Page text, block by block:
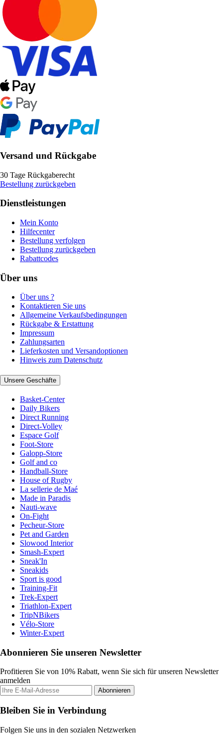
Versand und Rückgabe
30 Tage Rückgaberecht
Bestellung zurückgeben
Dienstleistungen
Mein Konto
Hilfecenter
Bestellung verfolgen
Bestellung zurückgeben
Rabattcodes
Über uns
Über uns ?
Kontaktieren Sie uns
Allgemeine Verkaufsbedingungen
Rückgabe & Erstattung
Impressum
Zahlungsarten
Lieferkosten und Versandoptionen
Hinweis zum Datenschutz
Unsere Geschäfte
Basket-Center
Daily Bikers
Direct Running
Direct-Volley
Espace Golf
Foot-Store
Galopp-Store
Golf and co
Handball-Store
House of Rugby
La sellerie de Maé
Made in Paradis
Nauti-wave
On-Fight
Pecheur-Store
Pet and Garden
Slowood Interior
Smash-Expert
Sneak'In
Sneakids
Sport is good
Training-Fit
Trek-Expert
Triathlon-Expert
TripNBikers
Vélo-Store
Winter-Expert
Abonnieren Sie unseren Newsletter
Profitieren Sie von 10% Rabatt, wenn Sie sich für unseren Newsletter
anmelden
Abonnieren
Bleiben Sie in Verbindung
Folgen Sie uns in den sozialen Netzwerken